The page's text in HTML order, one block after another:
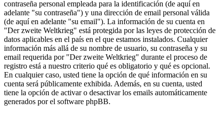
contraseña personal empleada para la identificación (de aquí en
adelante "su contraseña") y una dirección de email personal válida
(de aquí en adelante "su email"). La información de su cuenta en
"Der zweite Weltkrieg" está protegida por las leyes de protección de
datos aplicables en el país en el que estamos instalados. Cualquier
información más allá de su nombre de usuario, su contraseña y su
email requerida por "Der zweite Weltkrieg" durante el proceso de
registro está a nuestro criterio qué es obligatorio y qué es opcional.
En cualquier caso, usted tiene la opción de qué información en su
cuenta será públicamente exhibida. Además, en su cuenta, usted
tiene la opción de activar o desactivar los emails automáticamente
generados por el software phpBB.